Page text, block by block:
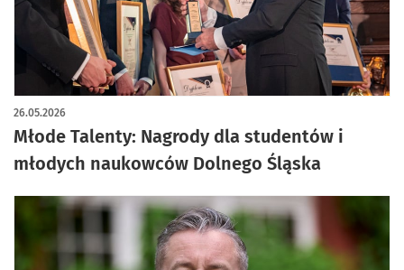
Młode Talenty: Nagrody dla studentów i
młodych naukowców Dolnego Śląska
26.05.2026
artykuł z galerią zdjęć